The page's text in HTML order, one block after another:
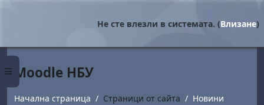
Страничен панел
Не сте влезли в системата. (Влизане)
Moodle НБУ
Начална страница Страници от сайта Новини